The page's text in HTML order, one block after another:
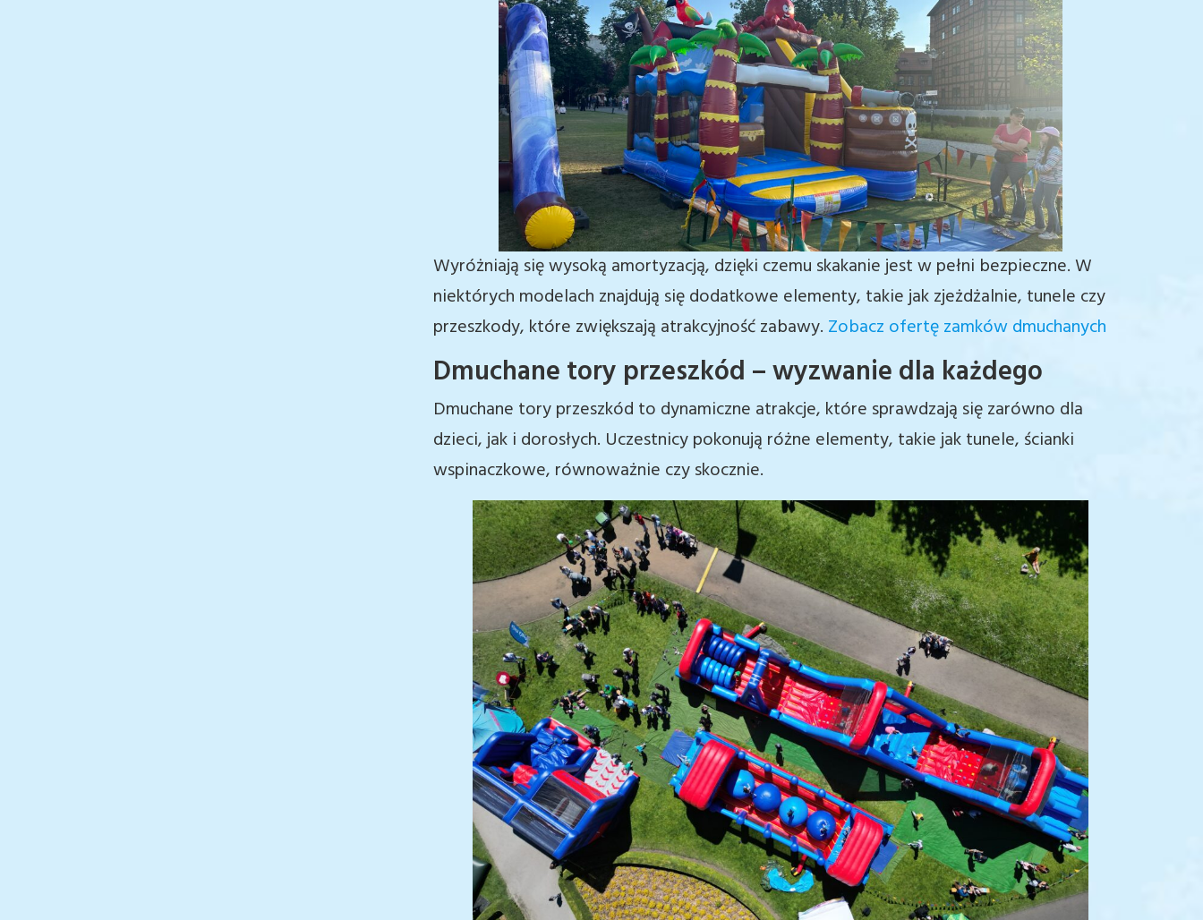
Wyróżniają się wysoką amortyzacją, dzięki czemu skakanie jest w pełni bezpieczne. W
niektórych modelach znajdują się dodatkowe elementy, takie jak zjeżdżalnie, tunele czy
przeszkody, które zwiększają atrakcyjność zabawy. Zobacz ofertę zamków dmuchanych
Dmuchane tory przeszkód – wyzwanie dla każdego
Dmuchane tory przeszkód to dynamiczne atrakcje, które sprawdzają się zarówno dla
dzieci, jak i dorosłych. Uczestnicy pokonują różne elementy, takie jak tunele, ścianki
wspinaczkowe, równoważnie czy skocznie.